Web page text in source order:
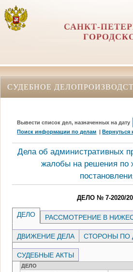
САНКТ-
СУДЕБНОЕ
Вывести список дел, назначенных на дату
Поиск информации по делам |Вернуться
Дела об административных
жалобы на решения по
ДЕЛО № 7-2020/
ДЕЛО РАССМОТРЕНИЕ В
ДВИЖЕНИЕ ДЕЛА СТОРОНЫ ПО
СУДЕБНЫЕ АКТЫ
ДЕЛО